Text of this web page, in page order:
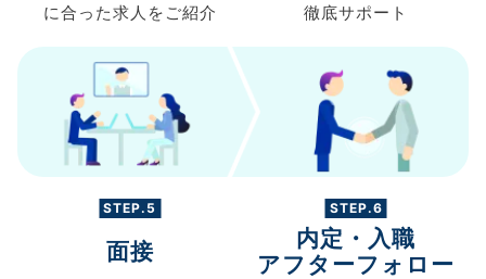
に合った求人を ご紹介
徹底サポート
STEP.5
面接
STEP.6
内定・入職
アフターフォロー